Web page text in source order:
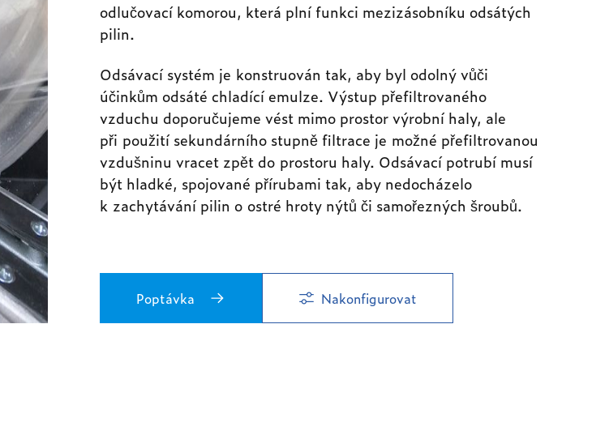
odlučovací komorou, která plní funkci mezizásobníku odsátých
pilin.
Odsávací systém je konstruován tak, aby byl odolný vůči
účinkům odsáté chladící emulze. Výstup přefiltrovaného
vzduchu doporučujeme vést mimo prostor výrobní haly, ale
při použití sekundárního stupně filtrace je možné přefiltrovanou
vzdušninu vracet zpět do prostoru haly. Odsávací potrubí musí
být hladké, spojované přírubami tak, aby nedocházelo
k zachytávání pilin o ostré hroty nýtů či samořezných šroubů.
Poptávka Nakonfigurovat